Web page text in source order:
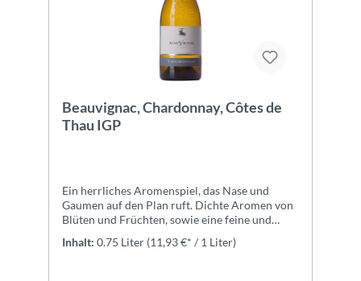
Beauvignac, Chardonnay, Côtes de
Thau IGP
Ein herrliches Aromenspiel, das Nase und
Gaumen auf den Plan ruft. Dichte Aromen von
Blüten und Früchten, sowie eine feine und
Wohlfühlen.ZutatenTrauben, konzentrierter
Inhalt: 0.75 Liter (11,93 €* / 1 Liter)